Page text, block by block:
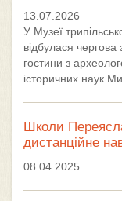
13.07.2026
У Музеї
відбулася чергова
гостини з
історичних наук
Школи
дистанційне
08.04.2025